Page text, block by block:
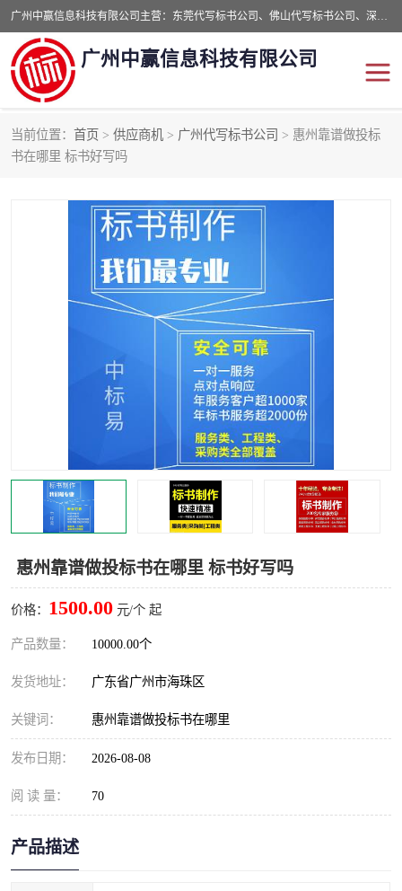
广州中赢信息科技有限公司主营：东莞代写标书公司、佛山代写标书公司、深圳代写标书公司等,食品类标书、工程类类标书,经验丰富的标书制作团队,24小时加急服务,多对一服务。
广州中赢信息科技有限公司
当前位置： 首页 > 供应商机 > 广州代写标书公司 > 惠州靠谱做投标
书在哪里 标书好写吗
惠州靠谱做投标书在哪里 标书好写吗
价格： 1500.00 元/个 起
产品数量： 10000.00个
发货地址： 广东省广州市海珠区
关键词： 惠州靠谱做投标书在哪里
发布日期： 2026-08-08
阅 读 量： 70
产品描述
东莞代写标书公司
深圳代写标书公司 广州代写标书公司